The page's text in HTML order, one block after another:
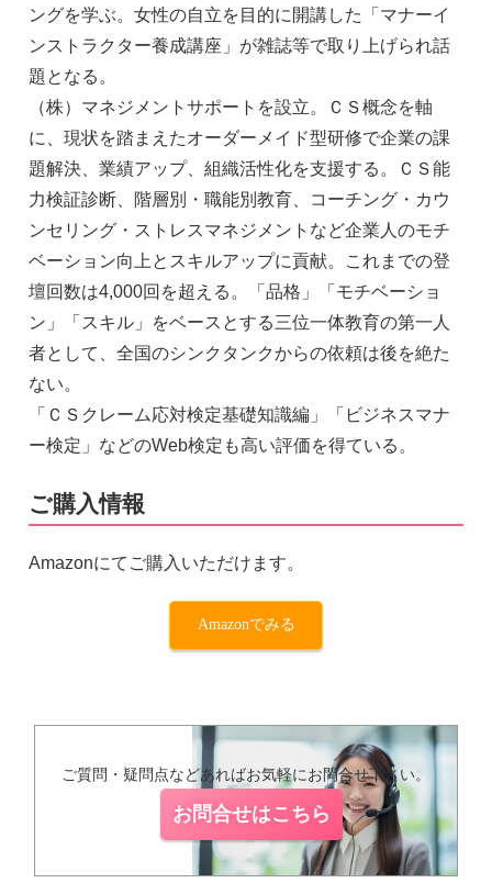
ングを学ぶ。女性の自立を目的に開講した「マナーイ
ンストラクター養成講座」が雑誌等で取り上げられ話
題となる。
（株）マネジメントサポートを設立。ＣＳ概念を軸
に、現状を踏まえたオーダーメイド型研修で企業の課
題解決、業績アップ、組織活性化を支援する。ＣＳ能
力検証診断、階層別・職能別教育、コーチング・カウ
ンセリング・ストレスマネジメントなど企業人のモチ
ベーション向上とスキルアップに貢献。これまでの登
壇回数は4,000回を超える。「品格」「モチベーショ
ン」「スキル」をベースとする三位一体教育の第一人
者として、全国のシンクタンクからの依頼は後を絶た
ない。
「ＣＳクレーム応対検定基礎知識編」「ビジネスマナ
ー検定」などのWeb検定も高い評価を得ている。
ご購入情報
Amazonにてご購入いただけます。
Amazonでみる
ご質問・疑問点などあればお気軽にお問合せ下さい。
お問合せはこちら